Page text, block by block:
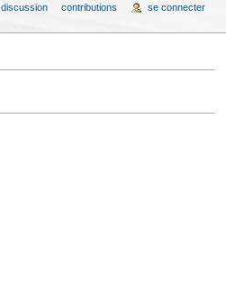
discussion contributions se connecter